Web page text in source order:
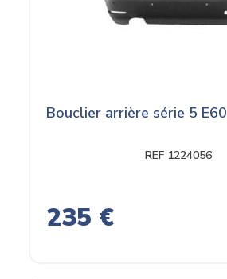
Bouclier arrière série 5 E60
REF 1224056
235 €